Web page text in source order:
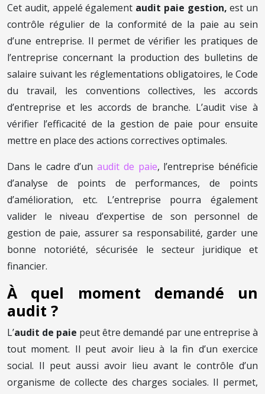
Cet audit, appelé également audit paie gestion, est un
contrôle régulier de la conformité de la paie au sein
d’une entreprise. Il permet de vérifier les pratiques de
l’entreprise concernant la production des bulletins de
salaire suivant les réglementations obligatoires, le Code
du travail, les conventions collectives, les accords
d’entreprise et les accords de branche. L’audit vise à
vérifier l’efficacité de la gestion de paie pour ensuite
mettre en place des actions correctives optimales.
Dans le cadre d’un audit de paie, l’entreprise bénéficie
d’analyse de points de performances, de points
d’amélioration, etc. L’entreprise pourra également
valider le niveau d’expertise de son personnel de
gestion de paie, assurer sa responsabilité, garder une
bonne notoriété, sécurisée le secteur juridique et
financier.
À quel moment demandé un
audit ?
L’audit de paie peut être demandé par une entreprise à
tout moment. Il peut avoir lieu à la fin d’un exercice
social. Il peut aussi avoir lieu avant le contrôle d’un
organisme de collecte des charges sociales. Il permet,